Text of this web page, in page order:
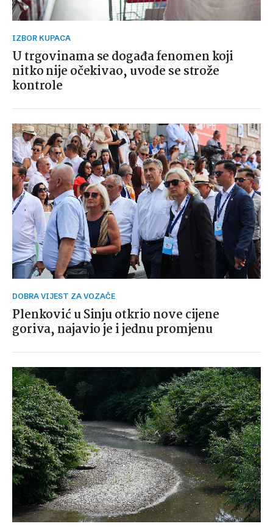
IZBOR KUPACA
U trgovinama se događa fenomen koji
nitko nije očekivao, uvode se strože
kontrole
DOBRA VIJEST ZA VOZAČE
Plenković u Sinju otkrio nove cijene
goriva, najavio je i jednu promjenu